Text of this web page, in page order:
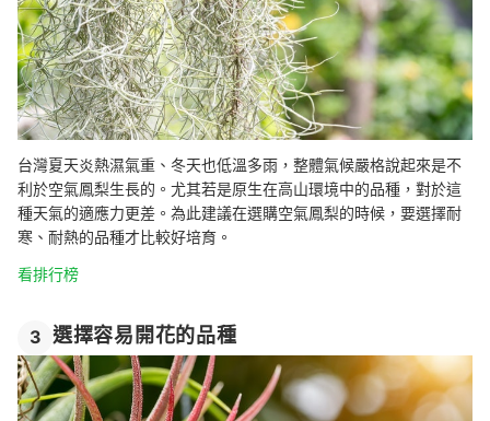
台灣夏天炎熱濕氣重、冬天也低溫多雨，整體氣候嚴格說起來是不
利於空氣鳳梨生長的。尤其若是原生在高山環境中的品種，對於這
種天氣的適應力更差。為此建議在選購空氣鳳梨的時候，要選擇耐
寒、耐熱的品種才比較好培育。
看排行榜
3 選擇容易開花的品種